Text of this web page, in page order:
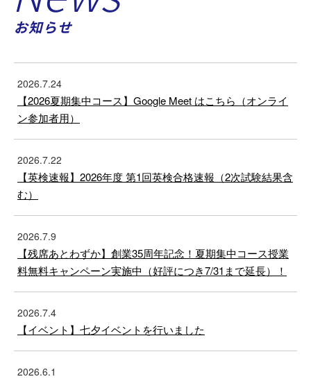
お知らせ
2026.7.24
【2026夏期集中コース】Google Meet はこちら（オンライ
ン参加者用）
2026.7.22
【英検速報】2026年度 第1回英検合格速報（2次試験結果含
む）
2026.7.9
【残席あとわずか】創業35周年記念！夏期集中コース授業
料無料キャンペーン実施中（好評につき7/31まで延長）！
2026.7.4
【イベント】七夕イベントを行いました
2026.6.1